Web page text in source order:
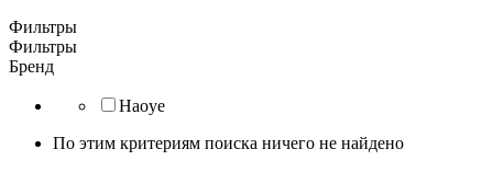
Фильтры
Фильтры
Бренд
Haoye
По этим критериям поиска ничего не найдено